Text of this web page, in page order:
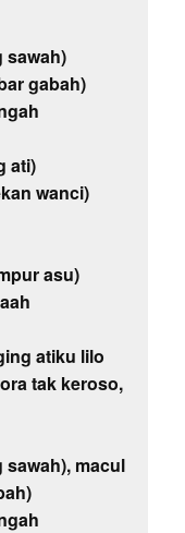
sawah)
gabah)
ati)
wanci)
asu)
atiku lilo
tak keroso,
macul